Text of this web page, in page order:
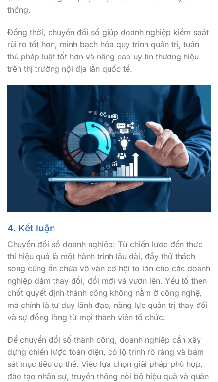
thống.
Đồng thời, chuyển đổi số giúp doanh nghiệp kiểm soát
rủi ro tốt hơn, minh bạch hóa quy trình quản trị, tuân
thủ pháp luật tốt hơn và nâng cao uy tín thương hiệu
trên thị trường nội địa lẫn quốc tế.
4. Kết luận
Chuyển đổi số doanh nghiệp: Từ chiến lược đến thực
thi hiệu quả là một hành trình lâu dài, đầy thử thách
song cũng ẩn chứa vô vàn cơ hội to lớn cho các doanh
nghiệp dám thay đổi, đổi mới và vươn lên. Yếu tố then
chốt quyết định thành công không nằm ở công nghệ,
mà chính là tư duy lãnh đạo, năng lực quản trị thay đổi
và sự đồng lòng từ mọi thành viên tổ chức.
Để chuyển đổi số thành công, doanh nghiệp cần xây
dựng chiến lược toàn diện, có lộ trình rõ ràng và bám
sát mục tiêu cụ thể. Việc lựa chọn giải pháp phù hợp,
đào tạo nhân sự, truyền thông nội bộ hiệu quả và quản